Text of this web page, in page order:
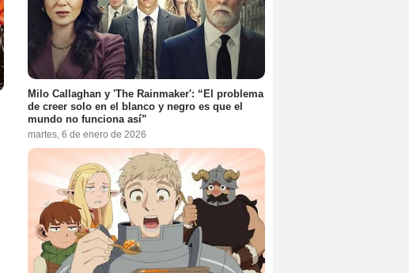
Milo Callaghan y 'The Rainmaker': “El problema
de creer solo en el blanco y negro es que el
mundo no funciona así”
martes, 6 de enero de 2026